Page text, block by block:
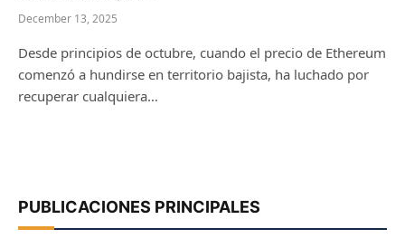
December 13, 2025
Desde principios de octubre, cuando el precio de Ethereum
comenzó a hundirse en territorio bajista, ha luchado por
recuperar cualquiera…
PUBLICACIONES PRINCIPALES